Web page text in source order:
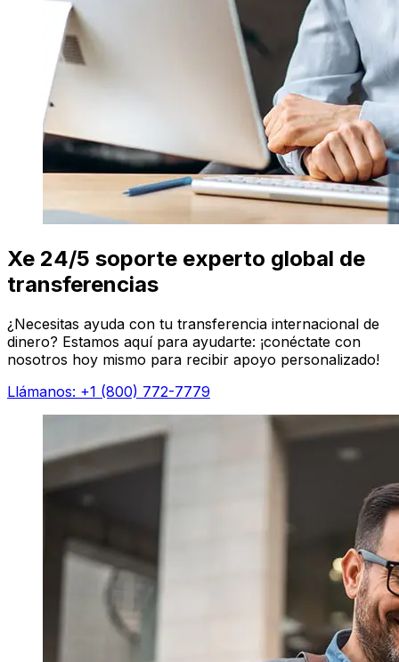
Xe 24/5 soporte experto global de
transferencias
¿Necesitas ayuda con tu transferencia internacional de
dinero? Estamos aquí para ayudarte: ¡conéctate con
nosotros hoy mismo para recibir apoyo personalizado!
Llámanos: +1 (800) 772-7779